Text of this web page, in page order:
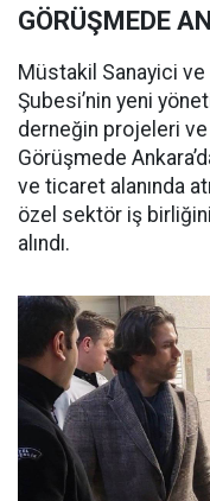
GÖRÜŞMEDE
Müstakil Sanayici ve
Şubesi’nin yeni
derneğin projeleri
Görüşmede
ve ticaret alanında
özel sektör iş
alındı.